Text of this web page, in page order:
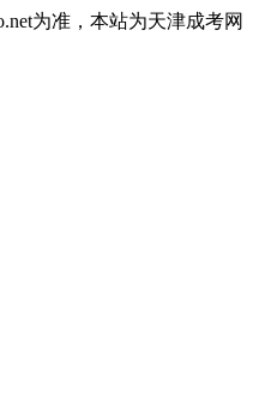
为准，本站为天津成考网